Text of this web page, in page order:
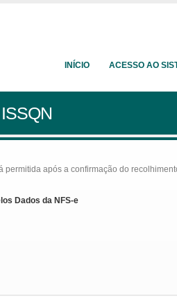
INÍCIO ACESSO AO
após a confirmação do
Dados da NFS-e